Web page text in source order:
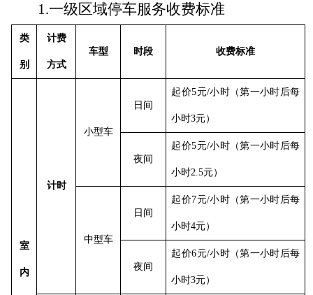
1.一级区域停车服务收费标准
类
别
计费
方式
车型 时段 收费标准
室
内
计时
小型车
日间
起价5元/小时（第一小时后每
小时3元）
夜间
起价5元/小时（第一小时后每
小时2.5元）
中型车
日间
起价7元/小时（第一小时后每
小时4元）
夜间
起价6元/小时（第一小时后每
小时3元）